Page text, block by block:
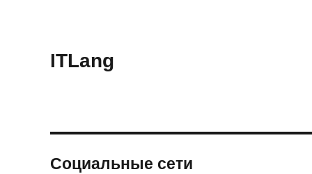
ITLang
Социальные сети